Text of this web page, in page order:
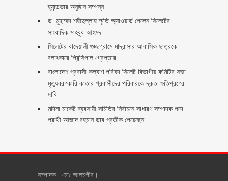
হ্যান্ডভার অনুষ্ঠান সম্পন্ন
ড. মুহাম্মদ শহীদুল্লাহ স্মৃতি অ্যাওয়ার্ড পেলেন সিলেটের
সাংবাদিক মাহবুব আহমদ
সিলেটের বাদেয়ালী গুচ্ছগ্রামে মাদ্রাসার আবাসিক ছাত্রকে
বলাৎকারে প্রিন্সিপাল গ্রেপ্তার ‎
বাংলাদেশ প্রবাসী কল্যাণ পরিষদ সিলেট বিভাগীয় কমিটির সভা:
মৃত্যুবরণকারি কাতার প্রবাসীদের পরিবারকে দ্রুত ক্ষতিপূরণের
দাবি
মদিনা মার্কেট ব্যবসায়ী সমিতির নির্বাচনে সাধারণ সম্পাদক পদে
প্রার্থী আজাদ রহমান ডাব প্রতীক পেয়েছেন ‎
সম্পাদক : মোঃ আলমগীর।